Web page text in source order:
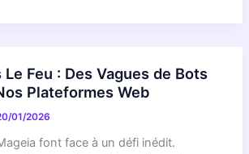
Le Feu : Des Vagues de Bots
Plateformes Web
01/2026
font face à un défi inédit.